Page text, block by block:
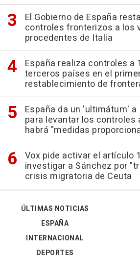
El Gobierno de España
controles fronterizos a los
procedentes de Italia
España realiza controles a
terceros países en el
restablecimiento de
España da un 'ultimátum'
para levantar los controles
habrá "medidas
Vox pide activar el artículo
investigar a Sánchez por
crisis migratoria de Ceuta
ÚLTIMAS NOTICIAS
ESPAÑA
INTERNACIONAL
DEPORTES